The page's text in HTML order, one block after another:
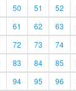
50 51 52
61 62 63
72 73 74
83 84 85
94 95 96